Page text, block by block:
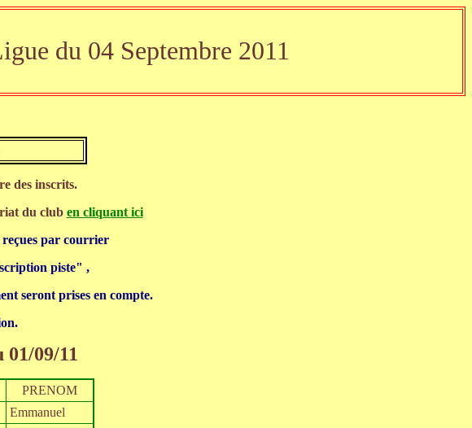
du 04 Septembre 2011
des inscrits.
du club en cliquant ici
reçues par courrier
piste" ,
seront prises en compte.
09/11
PRENOM
Emmanuel